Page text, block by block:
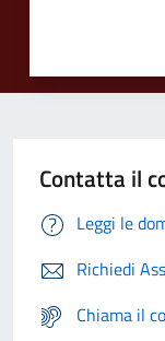
Contatta il
Leggi le
Richiedi
Chiama il